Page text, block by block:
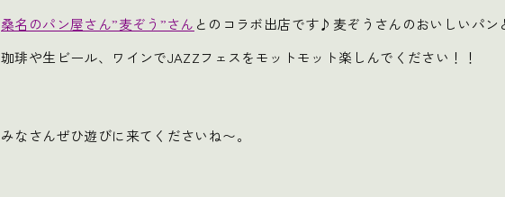
桑名のパン屋さん”麦ぞう”さん とのコラボ出店です♪麦ぞうさんのおいしいパン
珈琲や生ビール、ワインでJAZZフェスをモットモット楽しんでください！！
みなさんぜひ遊びに来てくださいね〜。